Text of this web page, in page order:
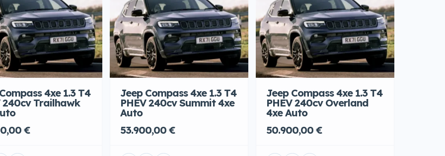
4xe 1.3 T4
240cv Trailhawk
€
Jeep Compass 4xe 1.3 T4
PHEV 240cv Summit 4xe
Auto
53.900,00 €
Jeep Compass 4xe 1.3 T4
PHEV 240cv Overland
4xe Auto
50.900,00 €